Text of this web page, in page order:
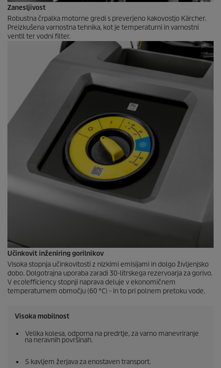
Zanesljivost
Robustna črpalka motorne gredi s preverjeno kakovostjo Kärcher.
Preizkušena varnostna tehnika, kot je temperaturni in varnostni
ventil ter vodni filter.
Učinkovit inženiring gorilnikov
Visoka stopnja učinkovitosti z nizkimi emisijami in dolgo življenjsko
dobo. Dolgotrajna uporaba zaradi 30-litrskega rezervoarja za gorivo.
Veco!efficiency stopnji naprava deluje v ekonomičnem
temperaturnem območju (60 °C) - in to pri polnem pretoku vode.
Visoka mobilnost
Velika kolesa, odporna na predrtje, za varno manevriranje
na neravnih površinah.
S kavljem žerjava za enostaven transport.